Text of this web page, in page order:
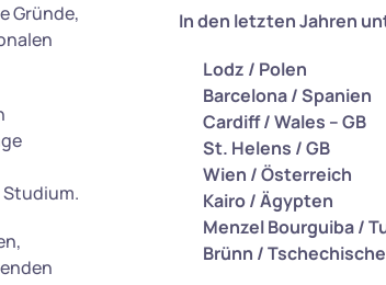
Gründe,
Studium.
In den letzten Jahren
Lodz / Polen
Barcelona / Spanien
Cardiff / Wales – GB
St. Helens / GB
Wien / Österreich
Kairo / Ägypten
Menzel Bourguiba /
Brünn /